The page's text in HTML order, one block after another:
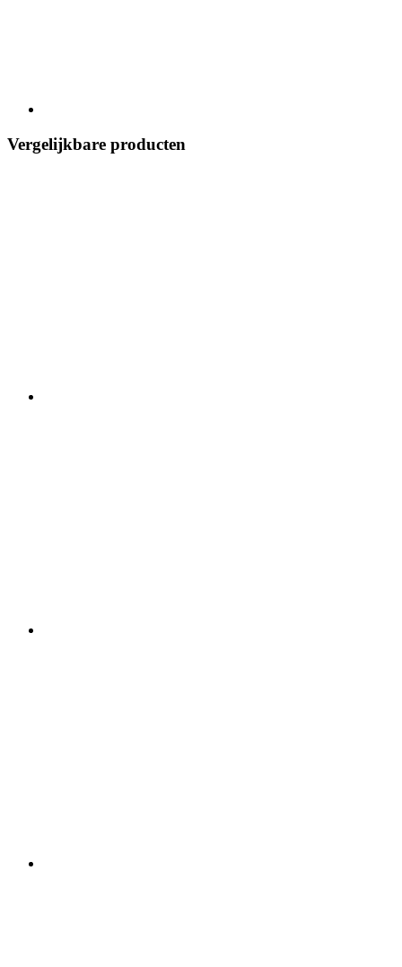
Vergelijkbare producten